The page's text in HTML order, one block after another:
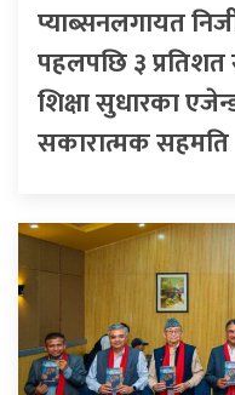
प्याब्सनलगायत
पहलपछि ३ प्रतिशत
शिक्षा सुधारका
सकारात्मक सहमति